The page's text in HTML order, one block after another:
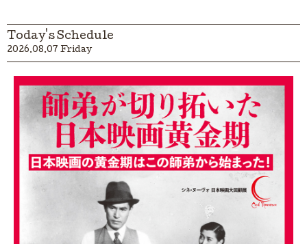
Today's Schedule
2026.08.07 Friday